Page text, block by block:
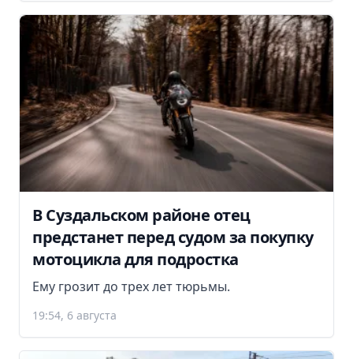
В Суздальском районе отец
предстанет перед судом за покупку
мотоцикла для подростка
Ему грозит до трех лет тюрьмы.
19:54, 6 августа